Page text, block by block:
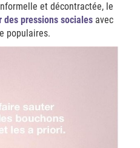
et décontractée, le
des pressions sociales avec
populaires.